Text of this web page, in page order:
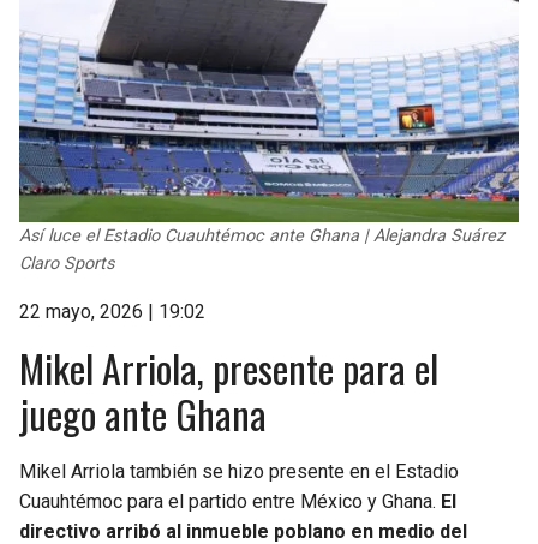
Así luce el Estadio Cuauhtémoc ante Ghana | Alejandra Suárez
Claro Sports
22 mayo, 2026 | 19:02
Mikel Arriola, presente para el
juego ante Ghana
Mikel Arriola también se hizo presente en el Estadio
Cuauhtémoc para el partido entre México y Ghana. El
directivo arribó al inmueble poblano en medio del